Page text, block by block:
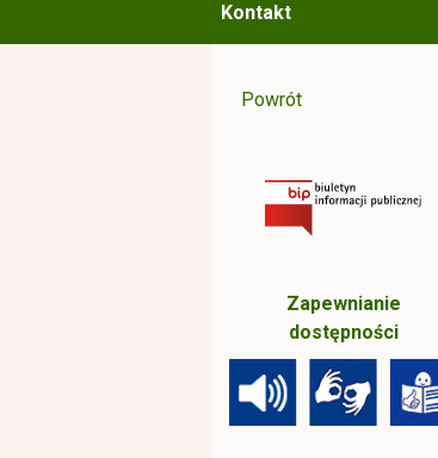
Kontakt
Powrót
Zapewnianie
dostępności